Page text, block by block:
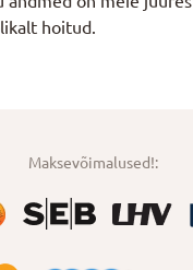
hoitud.
Maksevõimalused!: